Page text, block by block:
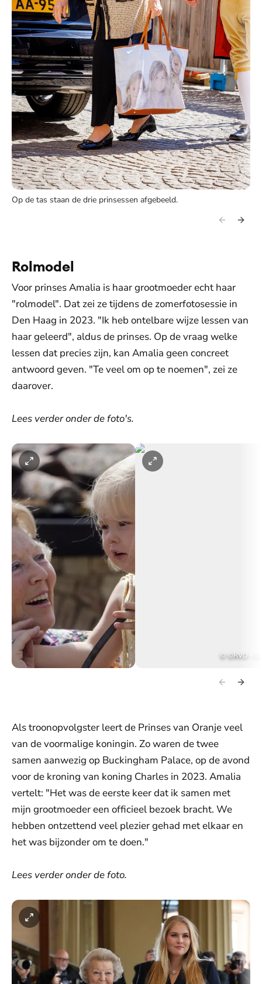
Op de tas staan de drie prinsessen afgebeeld.
Rolmodel
Voor prinses Amalia is haar grootmoeder echt haar
"rolmodel". Dat zei ze tijdens de zomerfotosessie in
Den Haag in 2023. "Ik heb ontelbare wijze lessen van
haar geleerd", aldus de prinses. Op de vraag welke
lessen dat precies zijn, kan Amalia geen concreet
antwoord geven. "Te veel om op te noemen", zei ze
daarover.
Lees verder onder de foto's.
©©RVD -
Een officieel portret van prinses
Als troonopvolgster leert de Prinses van Oranje veel
van de voormalige koningin. Zo waren de twee
samen aanwezig op Buckingham Palace, op de avond
voor de kroning van koning Charles in 2023. Amalia
vertelt: "Het was de eerste keer dat ik samen met
mijn grootmoeder een officieel bezoek bracht. We
hebben ontzettend veel plezier gehad met elkaar en
het was bijzonder om te doen."
Lees verder onder de foto.